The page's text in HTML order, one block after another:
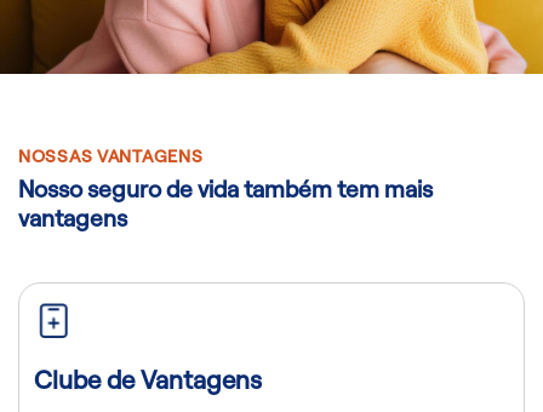
NOSSAS VANTAGENS
Nosso seguro de vida também tem mais
vantagens
Clube de Vantagens